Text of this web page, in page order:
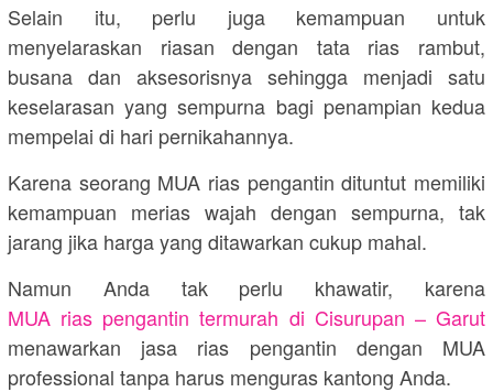
Selain itu, perlu juga kemampuan untuk
menyelaraskan riasan dengan tata rias rambut,
busana dan aksesorisnya sehingga menjadi satu
keselarasan yang sempurna bagi penampian kedua
mempelai di hari pernikahannya.
Karena seorang MUA rias pengantin dituntut memiliki
kemampuan merias wajah dengan sempurna, tak
jarang jika harga yang ditawarkan cukup mahal.
Namun Anda tak perlu khawatir, karena
MUA rias pengantin termurah di Cisurupan – Garut
menawarkan jasa rias pengantin dengan MUA
professional tanpa harus menguras kantong Anda.